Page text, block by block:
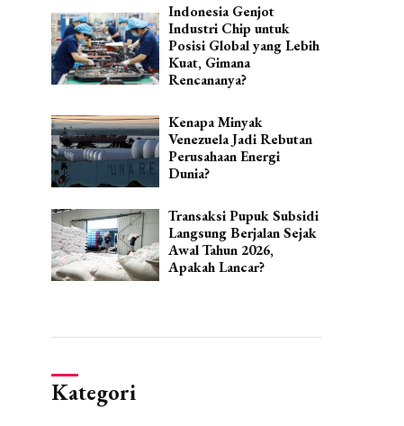
Indonesia Genjot
Industri Chip untuk
Posisi Global yang Lebih
Kuat, Gimana
Rencananya?
Kenapa Minyak
Venezuela Jadi Rebutan
Perusahaan Energi
Dunia?
Transaksi Pupuk Subsidi
Langsung Berjalan Sejak
Awal Tahun 2026,
Apakah Lancar?
Kategori